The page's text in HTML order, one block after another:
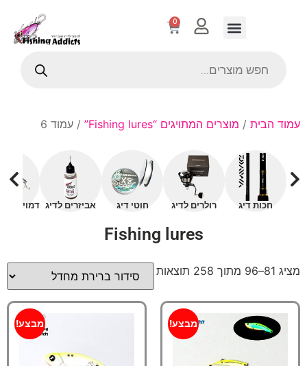
0
עמוד הבית / מוצרים המתויגים “Fishing lures” / עמוד 6
חכות דיג רולרים לדיג חוטי דיג אביזרים לדיג דמויים
Fishing lures
מציג 81–96 מתוך 258 תוצאות
מבצע! מבצע!